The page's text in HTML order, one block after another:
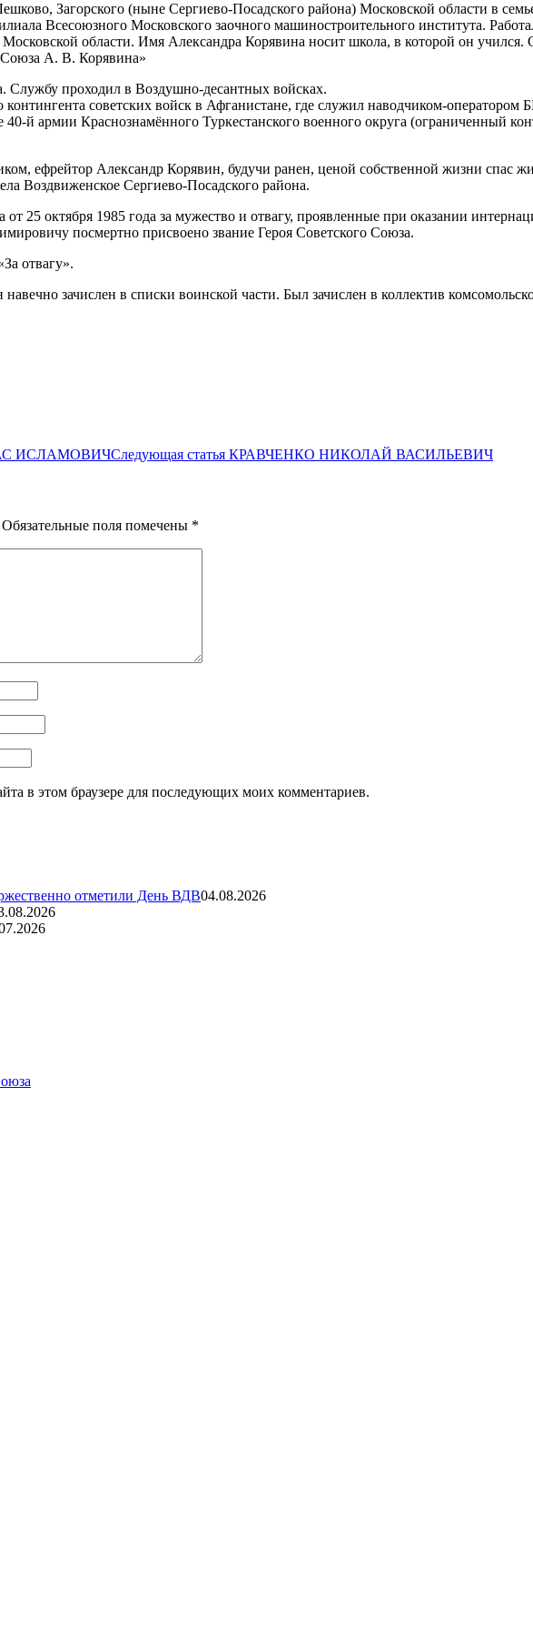
Загорского (ныне Сергиево-Посадского района) Московской области в
Всесоюзного Московского заочного машиностроительного института.
области. Имя Александра Корявина носит школа, в которой он
А. В. Корявина»
Службу проходил в Воздушно-десантных войсках.
контингента советских войск в Афганистане, где служил наводчиком-
й армии Краснознамённого Туркестанского военного округа (ограниченный
ефрейтор Александр Корявин, будучи ранен, ценой собственной жизни спас
Воздвиженское Сергиево-Посадского района.
25 октября 1985 года за мужество и отвагу, проявленные при оказании
посмертно присвоено звание Героя Советского Союза.
отвагу».
зачислен в списки воинской части. Был зачислен в коллектив
ИСЛАМОВИЧСледующая статья КРАВЧЕНКО НИКОЛАЙ ВАСИЛЬЕВИЧ
Обязательные поля помечены *
в этом браузере для последующих моих комментариев.
отметили День ВДВ04.08.2026